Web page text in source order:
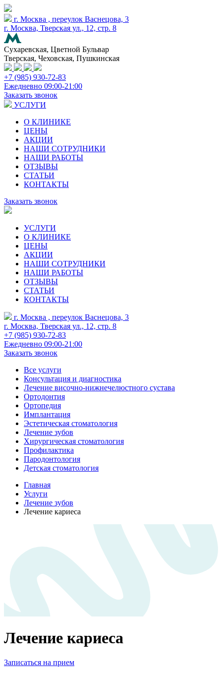
г. Москва , переулок Васнецова, 3
г. Москва, Тверская ул., 12, стр. 8
Сухаревская, Цветной Бульвар
Тверская, Чеховская, Пушкинская
+7 (985) 930-72-83
Ежедневно 09:00-21:00
Заказать звонок
УСЛУГИ
О КЛИНИКЕ
ЦЕНЫ
АКЦИИ
НАШИ СОТРУДНИКИ
НАШИ РАБОТЫ
ОТЗЫВЫ
СТАТЬИ
КОНТАКТЫ
Заказать звонок
УСЛУГИ
О КЛИНИКЕ
ЦЕНЫ
АКЦИИ
НАШИ СОТРУДНИКИ
НАШИ РАБОТЫ
ОТЗЫВЫ
СТАТЬИ
КОНТАКТЫ
г. Москва , переулок Васнецова, 3
г. Москва, Тверская ул., 12, стр. 8
+7 (985) 930-72-83
Ежедневно 09:00-21:00
Заказать звонок
Все услуги
Консультация и диагностика
Лечение височно-нижнечелюстного сустава
Ортодонтия
Ортопедия
Имплантация
Эстетическая стоматология
Лечение зубов
Хирургическая стоматология
Профилактика
Пародонтология
Детская стоматология
Главная
Услуги
Лечение зубов
Лечение кариеса
Лечение кариеса
Записаться на прием